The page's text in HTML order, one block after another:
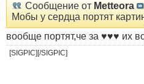
Сообщение от Metteora
Мобы у сердца портят
вообще портят,че за ♥♥♥ их
[SIGPIC][/SIGPIC]